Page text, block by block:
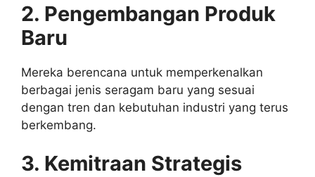
2. Pengembangan Produk
Baru
Mereka berencana untuk memperkenalkan
berbagai jenis seragam baru yang sesuai
dengan tren dan kebutuhan industri yang terus
berkembang.
3. Kemitraan Strategis